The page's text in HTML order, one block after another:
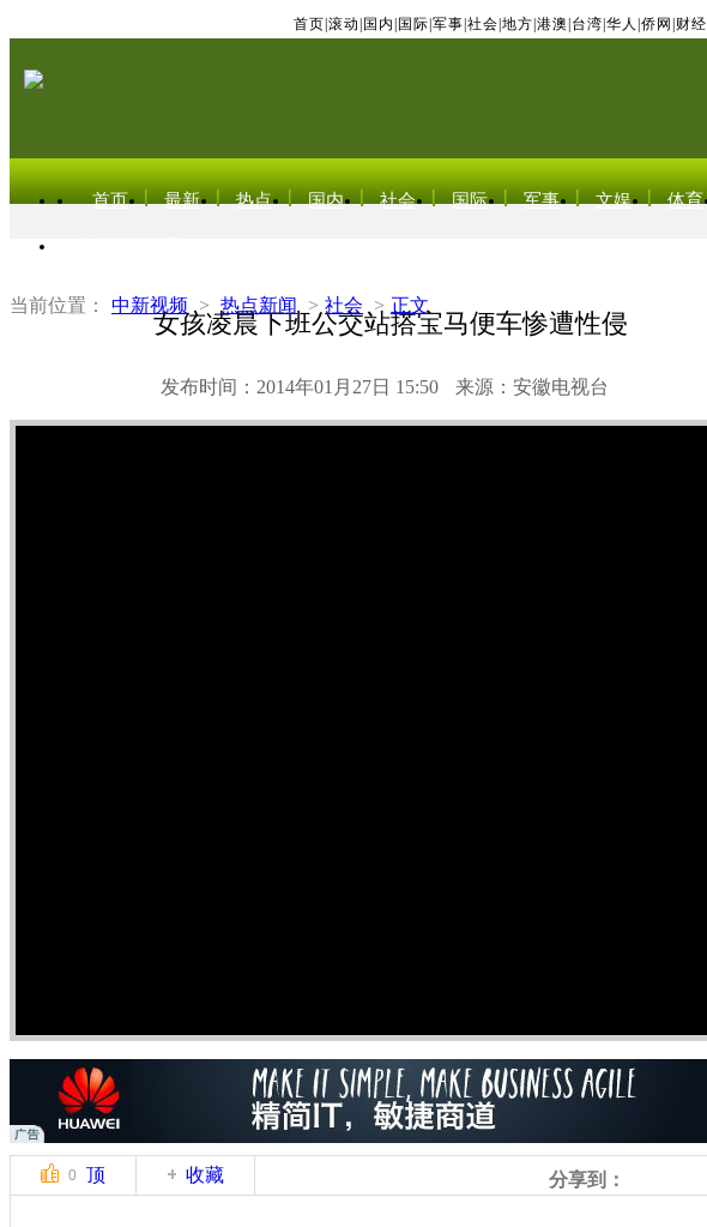
首页 滚动 国内 国际 军事 社会 地方 港澳 台湾 华人 侨网 财经
首页 最新 热点 国内 社会 国际 军事 文娱 体育
当前位置： 中新视频 > 热点新闻 > 社会 > 正文
女孩凌晨下班公交站搭宝马便车惨遭性侵
发布时间：2014年01月27日 15:50 来源：安徽电视台
0 顶 收藏 分享到：